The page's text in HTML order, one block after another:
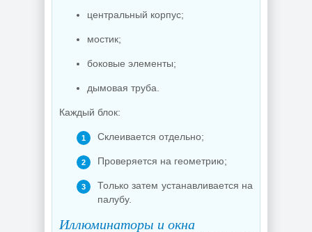
центральный корпус;
мостик;
боковые элементы;
дымовая труба.
Каждый блок:
Склеивается отдельно;
Проверяется на геометрию;
Только затем устанавливается на
палубу.
Иллюминаторы и окна